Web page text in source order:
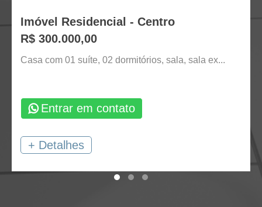
Imóvel Residencial - Centro
R$ 300.000,00
Casa com 01 suíte, 02 dormitórios, sala, sala ex...
Entrar em contato
+ Detalhes